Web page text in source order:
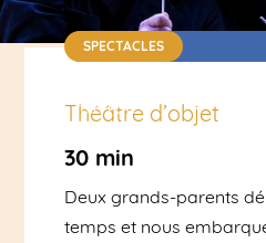
SPECTACLES
min | 6€
Théâtre d’objet
30 min
Deux grands-parents
temps et nous